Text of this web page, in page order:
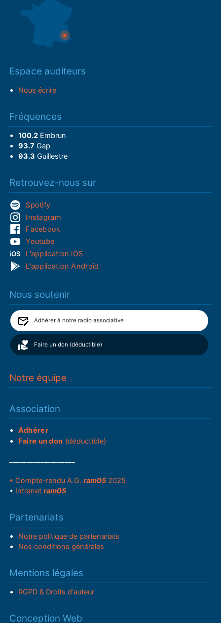
Espace auditeurs
Nous écrire
Fréquences
100.2Embrun
93.7 Gap
93.3 Guillestre
Retrouvez-nous sur
Spotify
Instagram
Facebook
Youtube
L'application iOS
L'application Android
Nous soutenir
Adhérer à notre radio associative
Faire un don (déductible)
Notre équipe
Association
Adhérer
Faire un don (déductible)
• Compte-rendu A.G.ram05 2025
• Intranetram05
Partenariats
Notre politique de partenariats
Nos conditions générales
Mentions légales
RGPD & Droits d'auteur
Conception Web